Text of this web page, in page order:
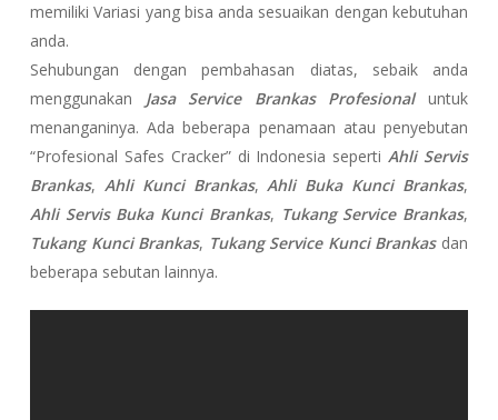
memiliki Variasi yang bisa anda sesuaikan dengan kebutuhan
anda.
Sehubungan dengan pembahasan diatas, sebaik anda
menggunakan Jasa Service Brankas Profesionaluntuk
menanganinya. Ada beberapa penamaan atau penyebutan
“Profesional Safes Cracker” di Indonesia sepertiAhli Servis
Brankas, Ahli Kunci Brankas,Ahli Buka Kunci Brankas,
Ahli Servis Buka Kunci Brankas, Tukang Service Brankas,
Tukang Kunci Brankas, Tukang Service Kunci Brankasdan
beberapa sebutan lainnya.